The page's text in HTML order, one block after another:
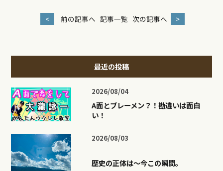
< 前の記事へ 記事一覧 次の記事へ >
最近の投稿
2026/08/04
A面とブレーメン？！勘違いは面白
い！
2026/08/03
歴史の正体は〜今この瞬間。